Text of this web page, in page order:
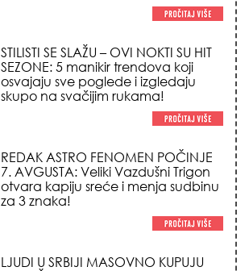
STILISTI SE SLAŽU – OVI NOKTI SU HIT
SEZONE: 5 manikir trendova koji
osvajaju sve poglede i izgledaju
skupo na svačijim rukama!
REDAK ASTRO FENOMEN POČINJE
7. AVGUSTA: Veliki Vazdušni Trigon
otvara kapiju sreće i menja sudbinu
za 3 znaka!
LJUDI U SRBIJI MASOVNO KUPUJU